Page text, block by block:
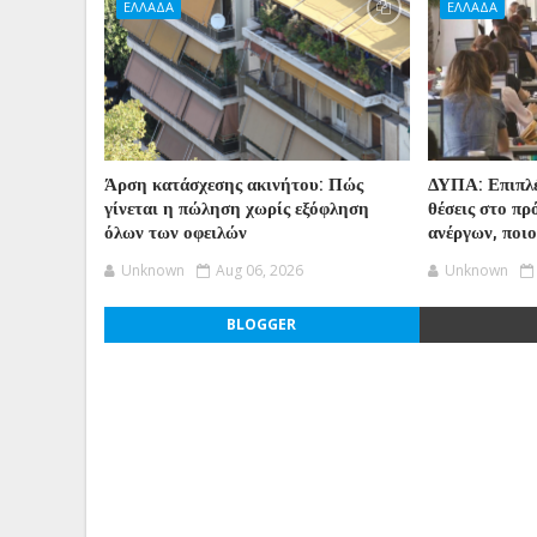
ΕΛΛΑΔΑ
Άρση κατάσχεσης ακινήτου: Πώς
γίνεται η πώληση χωρίς εξόφληση
όλων των οφειλών
Unknown Aug 06, 2026
ΕΛΛΑΔΑ
ΔΥΠΑ:
θέσεις στο
ανέργων,
Unknown
BLOGGER